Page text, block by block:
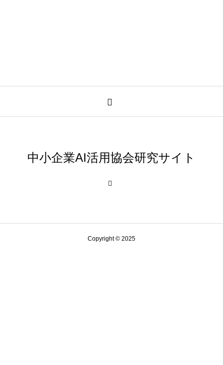
中小企業AI活用協会研究サイト
Copyright © 2025